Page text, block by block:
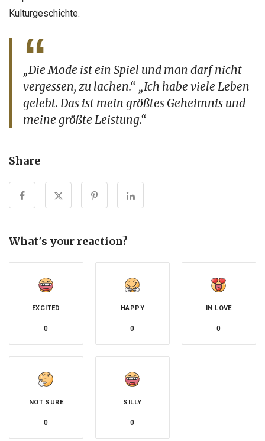
Kulturgeschichte.
„Die Mode ist ein Spiel und man darf nicht
vergessen, zu lachen.“ „Ich habe viele Leben
gelebt. Das ist mein größtes Geheimnis und
meine größte Leistung.“
Share
What's your reaction?
EXCITED
0
HAPPY
0
IN LOVE
0
NOT SURE
0
SILLY
0